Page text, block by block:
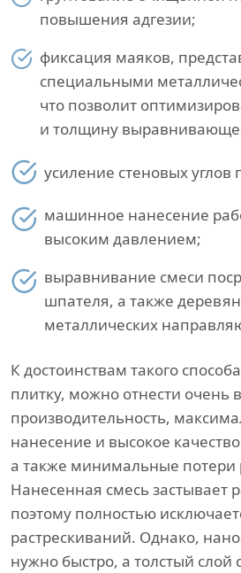
повышения адгезии;
фиксация маяков,
специальными
что позволит
и толщину
усиление стеновых
машинное нанесение
высоким давлением;
выравнивание смеси
шпателя, а также
металлических
К достоинствам такого
плитку, можно отнести очень
производительность,
нанесение и высокое
а также минимальные потери
Нанесенная смесь застывает
поэтому полностью
растрескиваний. Однако,
нужно быстро, а толстый слой